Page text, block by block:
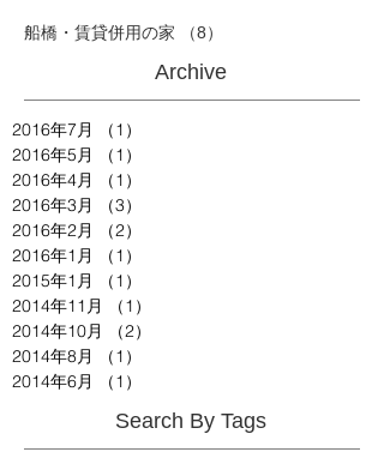
船橋・賃貸併用の家 （8）
Archive
2016年7月 （1）
2016年5月
（1）
2016年4月
（1）
2016年3月
（3）
2016年2月
（2）
2016年1月
（1）
2015年1月
（1）
2014年11月
（1）
2014年10月
（2）
2014年8月
（1）
2014年6月
（1）
Search By Tags